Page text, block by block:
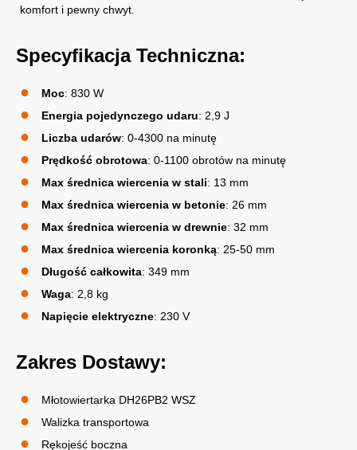
komfort i pewny chwyt.
Specyfikacja Techniczna:
Moc: 830 W
Energia pojedynczego udaru: 2,9 J
Liczba udarów: 0-4300 na minutę
Prędkość obrotowa: 0-1100 obrotów na minutę
Max średnica wiercenia w stali: 13 mm
Max średnica wiercenia w betonie: 26 mm
Max średnica wiercenia w drewnie: 32 mm
Max średnica wiercenia koronką: 25-50 mm
Długość całkowita: 349 mm
Waga: 2,8 kg
Napięcie elektryczne: 230 V
Zakres Dostawy:
Młotowiertarka DH26PB2 WSZ
Walizka transportowa
Rękojeść boczna